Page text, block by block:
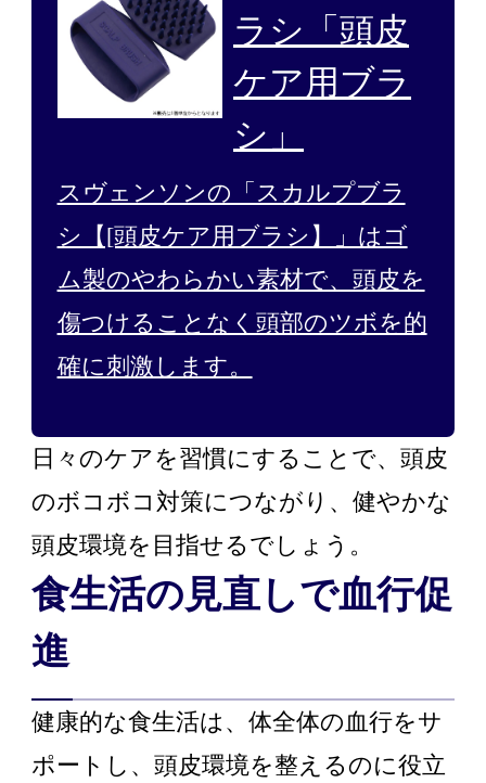
ラシ「頭皮
ケア用ブラ
シ」
スヴェンソンの「スカルプブラ
シ【[頭皮ケア用ブラシ】」はゴ
ム製のやわらかい素材で、頭皮を
傷つけることなく頭部のツボを的
確に刺激します。
日々のケアを習慣にすることで、頭皮
のボコボコ対策につながり、健やかな
頭皮環境を目指せるでしょう。
食生活の見直しで血行促
進
健康的な食生活は、体全体の血行をサ
ポートし、頭皮環境を整えるのに役立